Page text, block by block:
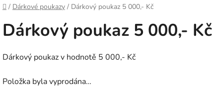
Domů
/ Dárkové poukazy / Dárkový poukaz 5 000,- Kč
Dárkový poukaz 5 000,- Kč
Dárkový poukaz v hodnotě 5 000,- Kč
Položka byla vyprodána…